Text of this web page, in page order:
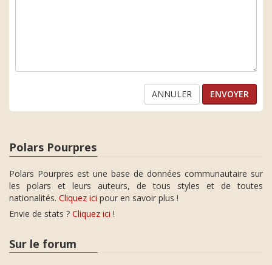
ANNULER
Polars Pourpres
Polars Pourpres est une base de données communautaire sur
les polars et leurs auteurs, de tous styles et de toutes
nationalités. Cliquez ici pour en savoir plus !
Envie de stats ? Cliquez ici !
Sur le forum